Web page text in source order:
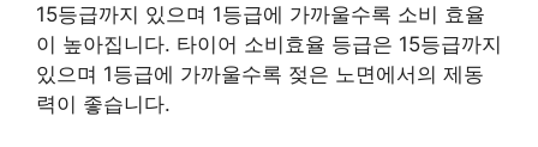
15등급까지 있으며 1등급에 가까울수록 소비 효율
이 높아집니다. 타이어 소비효율 등급은 15등급까지
있으며 1등급에 가까울수록 젖은 노면에서의 제동
력이 좋습니다.